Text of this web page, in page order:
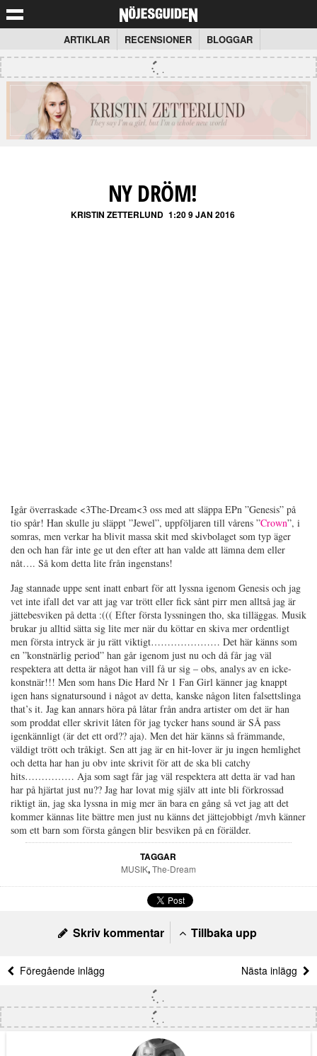
ARTIKLAR RECENSIONER BLOGGAR
NY DRÖM!
KRISTIN ZETTERLUND 1:20 9 JAN 2016
Igår överraskade <3The-Dream<3 oss med att släppa EPn ”Genesis” på
tio spår! Han skulle ju släppt ”Jewel”, uppföljaren till vårens ”Crown”, i
somras, men verkar ha blivit massa skit med skivbolaget som typ äger
den och han får inte ge ut den efter att han valde att lämna dem eller
nåt…. Så kom detta lite från ingenstans!
Jag stannade uppe sent inatt enbart för att lyssna igenom Genesis och jag
vet inte ifall det var att jag var trött eller fick sånt pirr men alltså jag är
jättebesviken på detta :((( Efter första lyssningen tho, ska tilläggas. Musik
brukar ju alltid sätta sig lite mer när du köttar en skiva mer ordentligt
men första intryck är ju rätt viktigt………………… Det här känns som
en ”konstnärlig period” han går igenom just nu och då får jag väl
respektera att detta är något han vill få ur sig – obs, analys av en icke-
konstnär!!! Men som hans Die Hard Nr 1 Fan Girl känner jag knappt
igen hans signatursound i något av detta, kanske någon liten falsettslinga
that’s it. Jag kan annars höra på låtar från andra artister om det är han
som proddat eller skrivit låten för jag tycker hans sound är SÅ pass
igenkännligt (är det ett ord?? aja). Men det här känns så främmande,
väldigt trött och tråkigt. Sen att jag är en hit-lover är ju ingen hemlighet
och detta har han ju obv inte skrivit för att de ska bli catchy
hits…………… Aja som sagt får jag väl respektera att detta är vad han
har på hjärtat just nu?? Jag har lovat mig själv att inte bli förkrossad
riktigt än, jag ska lyssna in mig mer än bara en gång så vet jag att det
kommer kännas lite bättre men just nu känns det jättejobbigt /mvh känner
som ett barn som första gången blir besviken på en förälder.
TAGGAR
MUSIK,The-Dream
Skriv kommentar Tillbaka upp
Föregående inlägg Nästa inlägg